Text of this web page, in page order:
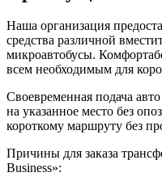
Наша организация
средства различной
микроавтобусы.
всем необходимым для
Своевременная подача
на указанное место без
короткому маршруту без
Причины для заказа
Business»: